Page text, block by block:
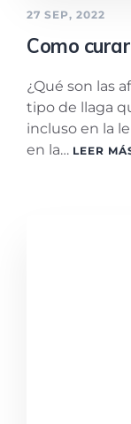
27 SEP, 2022
Como
¿Qué son las
tipo de llaga
incluso en la
en la… LEER